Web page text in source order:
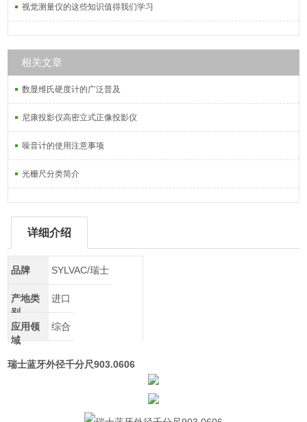
视觉测量仪的这些知识值得我们学习
相关文章
数显维氏硬度计的广泛普及
尼康投影仪高密立式正像投影仪
噪音计的使用注意事项
光栅尺分类简介
详细介绍
品牌 SYLVAC/瑞士
产地类
别
进口
应用领
域
综合
瑞士蓝牙外径千分尺903.0606